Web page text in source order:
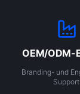
OEM/ODM-
Branding- und
Support.